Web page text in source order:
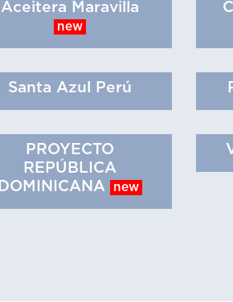
Aceitera Maravilla
new
Santa Azul Perú
PROYECTO
REPÚBLICA
DOMINICANA
new